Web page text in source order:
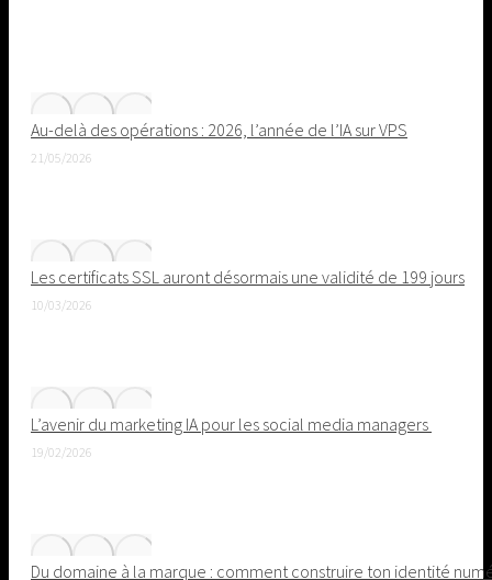
Au-delà des opérations : 2026, l’année de l’IA sur VPS
21/05/2026
Les certificats SSL auront désormais une validité de 199 jours
10/03/2026
L’avenir du marketing IA pour les social media managers
19/02/2026
Du domaine à la marque : comment construire ton identité